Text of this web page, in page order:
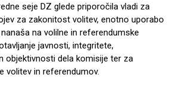
seje DZ glede priporočila vladi za
za zakonitost volitev, enotno uporabo
na volilne in referendumske
javnosti, integritete,
objektivnosti dela komisije ter za
volitev in referendumov.